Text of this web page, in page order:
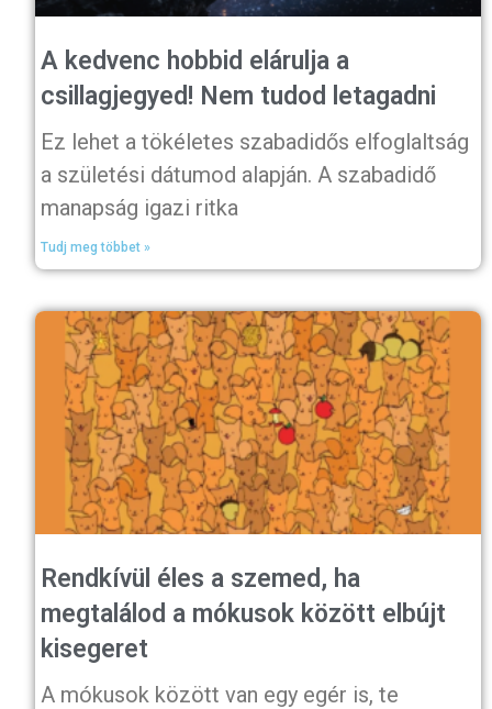
A kedvenc hobbid elárulja a
csillagjegyed! Nem tudod letagadni
Ez lehet a tökéletes szabadidős elfoglaltság
a születési dátumod alapján. A szabadidő
manapság igazi ritka
Tudj meg többet »
Rendkívül éles a szemed, ha
megtalálod a mókusok között elbújt
kisegeret
A mókusok között van egy egér is, te